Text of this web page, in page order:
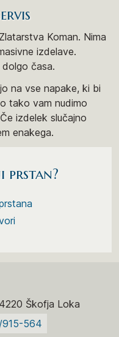
Koman. Nima
izdelave.
časa.
na vse napake, ki bi
tako vam nudimo
izdelek slučajno
enakega.
prstan?
Škofja Loka
915-564